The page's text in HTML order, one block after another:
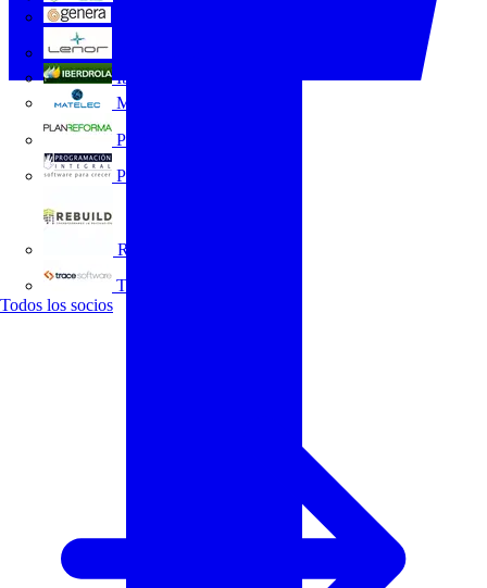
Iberdrola
MATELEC
Plan Reforma
Programación Integral
REBUILD
Trace Software
Todos los socios